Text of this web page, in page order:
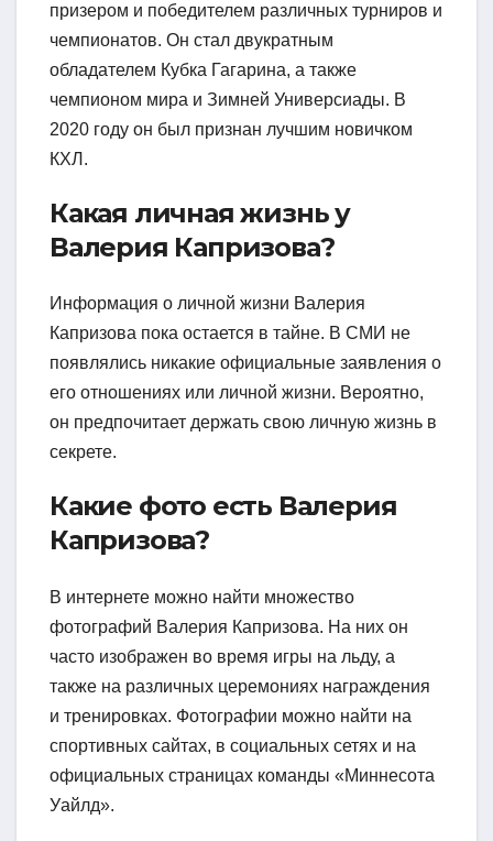
призером и победителем различных турниров и
чемпионатов. Он стал двукратным
обладателем Кубка Гагарина, а также
чемпионом мира и Зимней Универсиады. В
2020 году он был признан лучшим новичком
КХЛ.
Какая личная жизнь у
Валерия Капризова?
Информация о личной жизни Валерия
Капризова пока остается в тайне. В СМИ не
появлялись никакие официальные заявления о
его отношениях или личной жизни. Вероятно,
он предпочитает держать свою личную жизнь в
секрете.
Какие фото есть Валерия
Капризова?
В интернете можно найти множество
фотографий Валерия Капризова. На них он
часто изображен во время игры на льду, а
также на различных церемониях награждения
и тренировках. Фотографии можно найти на
спортивных сайтах, в социальных сетях и на
официальных страницах команды «Миннесота
Уайлд».